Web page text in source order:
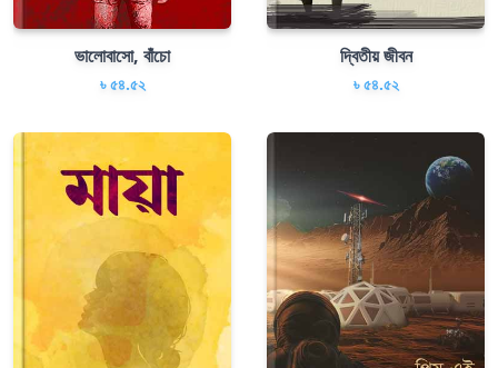
ভালোবাসো, বাঁচো
৳ ৫৪.৫২
দ্বিতীয় জীবন
৳ ৫৪.৫২